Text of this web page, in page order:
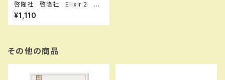
啓隆社 啓隆社 Elixir 2 三
訂版 2026年度版 新品 問
題集本体のみ 別冊解答なし
新品 問題集本体のみ 別冊
SKU：004020458
¥1,110
その他の商品